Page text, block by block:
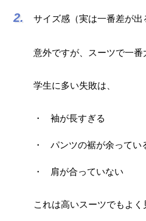
サイズ感（実は一番差が出
意外ですが、スーツで一番
学生に多い失敗は、
袖が長すぎる
パンツの裾が余ってい
肩が合っていない
これは高いスーツでもよく